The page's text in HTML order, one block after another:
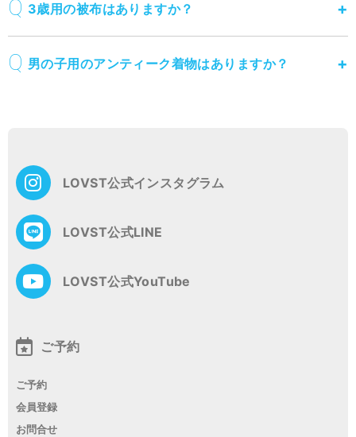
3歳用の被布はありますか？
男の子用のアンティーク着物はありますか？
LOVST公式インスタグラム
LOVST公式LINE
LOVST公式YouTube
ご予約
ご予約
会員登録
お問合せ